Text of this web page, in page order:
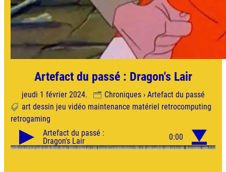
Artefact du passé : Dragon's Lair
jeudi 1 février 2024.
Chroniques › Artefact du passé
art dessin jeu vidéo maintenance matériel retrocomputing
retrogaming